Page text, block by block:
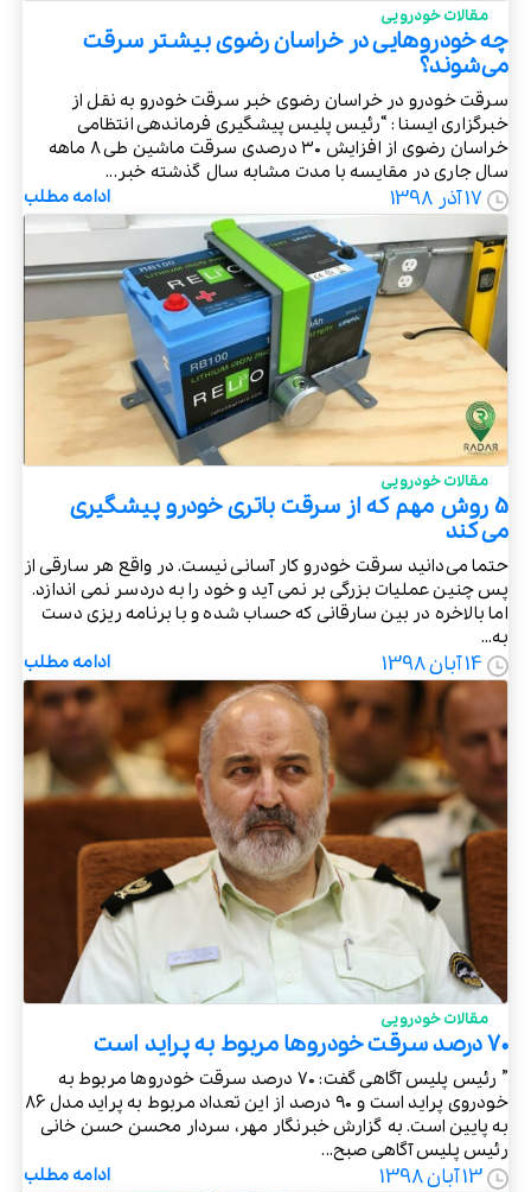
مقالات خودرویی
چه خودروهایی در خراسان رضوی بیشتر سرقت
می‌شوند؟
سرقت خودرو در خراسان رضوی خبر سرقت خودرو به نقل از
خبرگزاری ایسنا : “رئیس پلیس پیشگیری فرماندهی انتظامی
خراسان رضوی از افزایش ۳۰ درصدی سرقت ماشین طی ۸ ماهه
سال جاری در مقایسه با مدت مشابه سال گذشته خبر...
17 آذر 1398 ادامه مطلب
مقالات خودرویی
5 روش مهم که از سرقت باتری خودرو پیشگیری
می‌کند
حتما می‌‌دانید سرقت خودرو کار آسانی نیست. در واقع هر سارقی از
پس چنین عملیات بزرگی بر نمی‌ آید و خود را به دردسر نمی‌ اندازد.
اما بالاخره در بین سارقانی که حساب شده و با برنامه ریزی دست
به...
14 آبان 1398 ادامه مطلب
مقالات خودرویی
۷۰ درصد سرقت خودروها مربوط به پراید است
” رئیس پلیس آگاهی گفت: ۷۰ درصد سرقت خودروها مربوط به
خودروی پراید است و ۹۰ درصد از این تعداد مربوط به پراید مدل ۸۶
به پایین است. به گزارش خبرنگار مهر، سردار محسن حسن خانی
رئیس پلیس آگاهی صبح...
13 آبان 1398 ادامه مطلب